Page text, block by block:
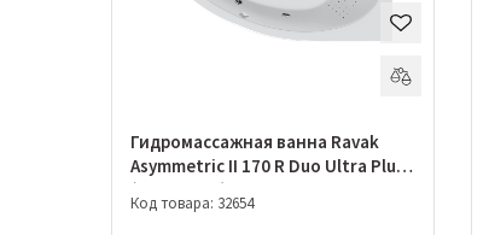
Гидромассажная ванна Ravak
Asymmetric II 170 R Duo Ultra Plus
(GMSR0994)
Код товара: 32654